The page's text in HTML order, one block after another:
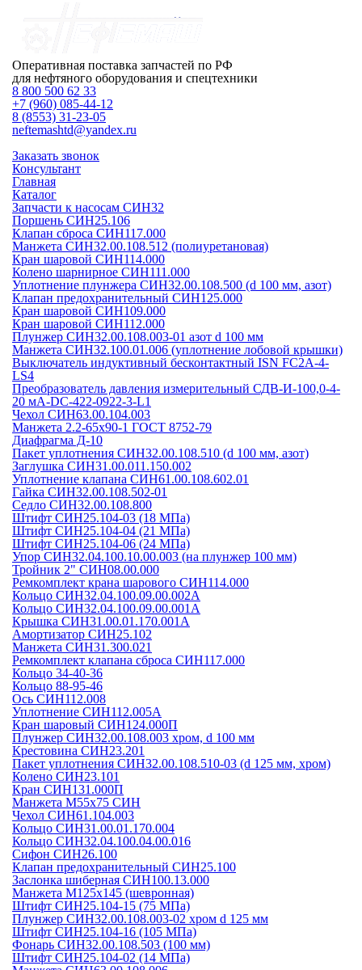
Оперативная поставка запчастей по РФ
для нефтяного оборудования и спецтехники
8 800 500 62 33
+7 (960) 085-44-12
8 (8553) 31-23-05
neftemashtd@yandex.ru
Заказать звонок
Консультант
Главная
Каталог
Запчасти к насосам СИН32
Поршень СИН25.106
Клапан сброса СИН117.000
Манжета СИН32.00.108.512 (полиуретановая)
Кран шаровой СИН114.000
Колено шарнирное СИН111.000
Уплотнение плунжера СИН32.00.108.500 (d 100 мм, азот)
Клапан предохранительный СИН125.000
Кран шаровой СИН109.000
Кран шаровой СИН112.000
Плунжер СИН32.00.108.003-01 азот d 100 мм
Манжета СИН32.100.01.006 (уплотнение лобовой крышки)
Выключатель индуктивный бесконтактный ISN FC2A-4-
LS4
Преобразователь давления измерительный СДВ-И-100,0-4-
20 мА-DC-422-0922-3-L1
Чехол СИН63.00.104.003
Манжета 2.2-65х90-1 ГОСТ 8752-79
Диафрагма Д-10
Пакет уплотнения СИН32.00.108.510 (d 100 мм, азот)
Заглушка СИН31.00.011.150.002
Уплотнение клапана СИН61.00.108.602.01
Гайка СИН32.00.108.502-01
Седло СИН32.00.108.800
Штифт СИН25.104-03 (18 МПа)
Штифт СИН25.104-04 (21 МПа)
Штифт СИН25.104-06 (24 МПа)
Упор СИН32.04.100.10.00.003 (на плунжер 100 мм)
Тройник 2" СИН08.00.000
Ремкомплект крана шарового СИН114.000
Кольцо СИН32.04.100.09.00.002А
Кольцо СИН32.04.100.09.00.001А
Крышка СИН31.00.01.170.001А
Амортизатор СИН25.102
Манжета СИН31.300.021
Ремкомплект клапана сброса СИН117.000
Кольцо 34-40-36
Кольцо 88-95-46
Ось СИН112.008
Уплотнение СИН112.005А
Кран шаровый СИН124.000П
Плунжер СИН32.00.108.003 хром, d 100 мм
Крестовина СИН23.201
Пакет уплотнения СИН32.00.108.510-03 (d 125 мм, хром)
Колено СИН23.101
Кран СИН131.000П
Манжета М55х75 СИН
Чехол СИН61.104.003
Кольцо СИН31.00.01.170.004
Кольцо СИН32.04.100.04.00.016
Сифон СИН26.100
Клапан предохранительный СИН25.100
Заслонка шиберная СИН100.13.000
Манжета М125х145 (шевронная)
Штифт СИН25.104-15 (75 МПа)
Плунжер СИН32.00.108.003-02 хром d 125 мм
Штифт СИН25.104-16 (105 МПа)
Фонарь СИН32.00.108.503 (100 мм)
Штифт СИН25.104-02 (14 МПа)